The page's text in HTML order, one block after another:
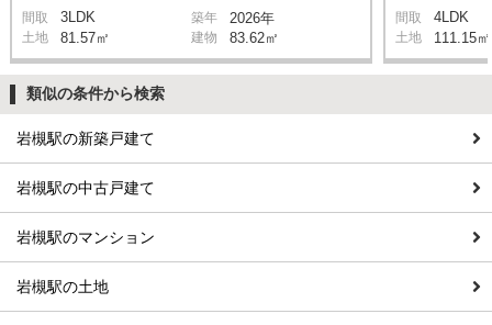
間取 3LDK 築年 2026年
土地 81.57㎡ 建物 83.62㎡
間取 4LDK
土地 111.15㎡
類似の条件から検索
岩槻駅の新築戸建て
岩槻駅の中古戸建て
岩槻駅のマンション
岩槻駅の土地